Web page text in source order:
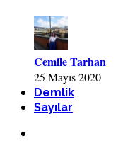
Cemile Tarhan
25 Mayıs 2020
Demlik
Sayılar